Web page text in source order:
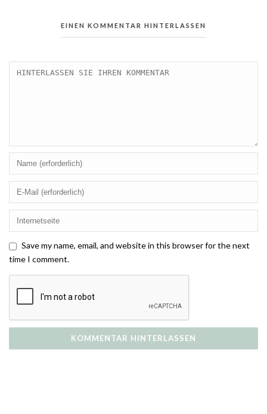
EINEN KOMMENTAR HINTERLASSEN
Save my name, email, and website in this browser for the next
time I comment.